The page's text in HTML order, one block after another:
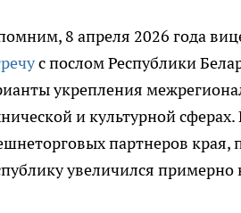
8 апреля 2026 года
с послом Республики
укрепления
и культурной
партнеров края,
увеличился примерно